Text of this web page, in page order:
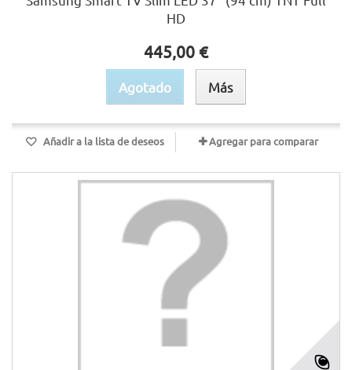
HD
445,00 €
Agotado Más
Añadir a la lista de deseos Agregar para comparar